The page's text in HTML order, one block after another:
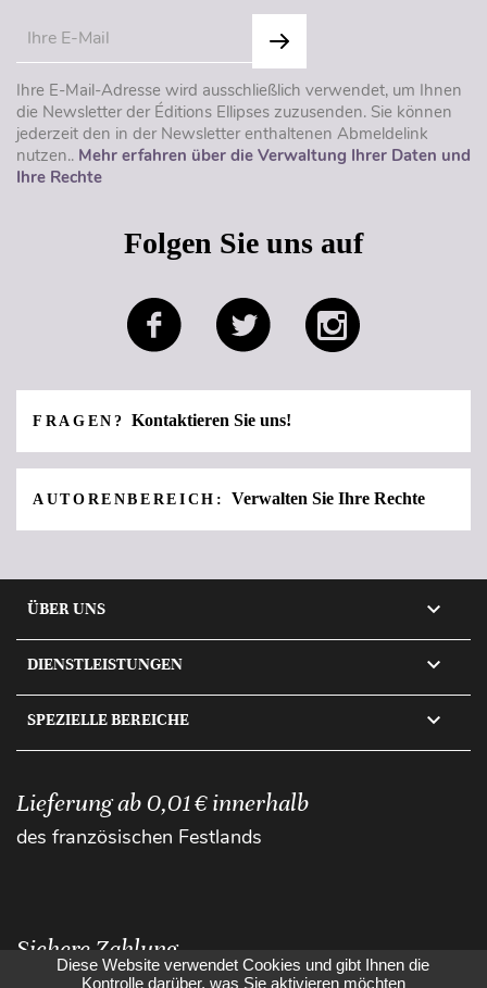
Ihre E-Mail-Adresse wird ausschließlich verwendet, um Ihnen
die Newsletter der Éditions Ellipses zuzusenden. Sie können
jederzeit den in der Newsletter enthaltenen Abmeldelink
nutzen.. Mehr erfahren über die Verwaltung Ihrer Daten und
Ihre Rechte
Folgen Sie uns auf
FRAGEN?Kontaktieren Sie uns!
AUTORENBEREICH: Verwalten Sie Ihre Rechte
ÜBER UNS 
DIENSTLEISTUNGEN 
SPEZIELLE BEREICHE 
Lieferung ab 0,01 € innerhalb
des französischen Festlands
Sichere Zahlung
Diese Website verwendet Cookies und gibt Ihnen die
Kontrolle darüber, was Sie aktivieren möchten